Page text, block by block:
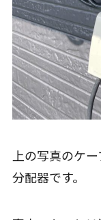
上の写真のケ
分配器です。